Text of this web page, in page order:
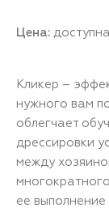
Цена:
Кликер –
нужного вам
облегчает
дрессировки
между
ее